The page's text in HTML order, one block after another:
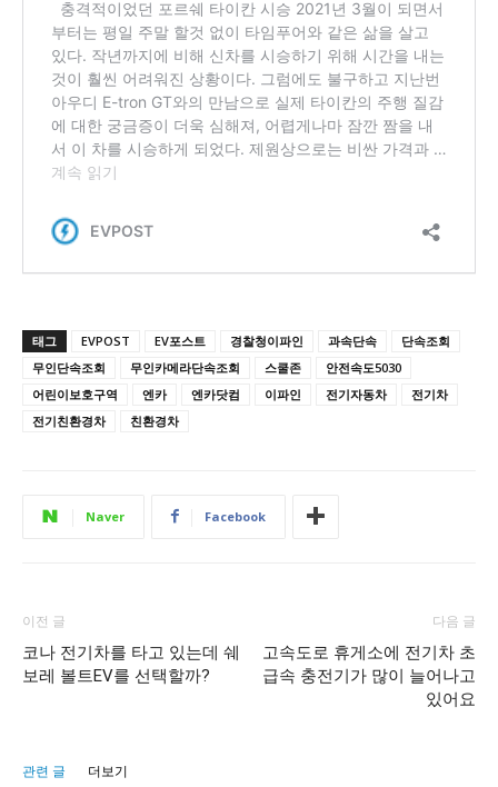
태그 EVPOST EV포스트 경찰청이파인 과속단속
단속조회
무인단속조회
무인카메라단속조회 스쿨존
안전속도5030
어린이보호구역
엔카 엔카닷컴 이파인 전기자동차
전기차
전기친환경차
친환경차
Naver Facebook
이전 글
코나 전기차를 타고 있는데 쉐
보레 볼트EV를 선택할까?
다음 글
고속도로 휴게소에 전기차 초
급속 충전기가 많이 늘어나고
있어요
관련 글 더보기